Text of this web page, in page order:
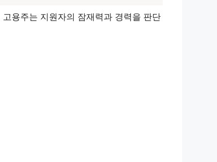
용주는 지원자의 잠재력과 경력을 판단